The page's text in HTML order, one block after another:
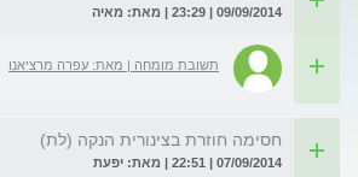
09/09/2014 | 23:29 | מאת: מאיה
תשובת מומחה | מאת: עפרה מרציאנו
חסימה חוזרת בצינורית הנקה (לת)
07/09/2014 | 22:51 | מאת: יפעת